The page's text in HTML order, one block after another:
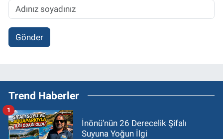
Gönder
Trend Haberler
İnönü’nün 26 Derecelik Şifalı
Suyuna Yoğun İlgi
1